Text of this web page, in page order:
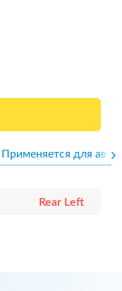
Применяется для авто
Rear Left